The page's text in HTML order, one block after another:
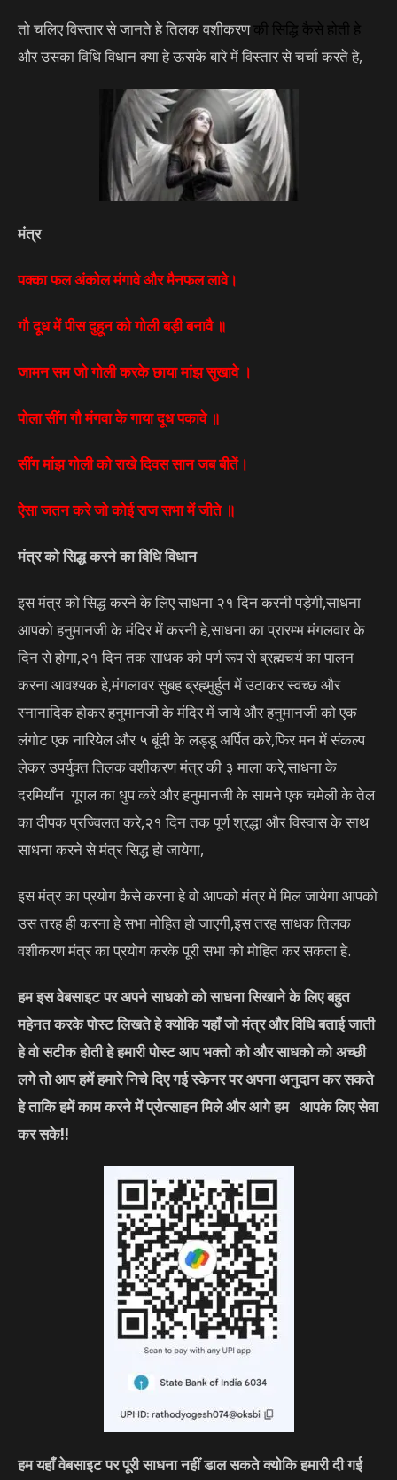
तो चलिए विस्तार से जानते हे तिलक वशीकरणकी सिद्धि कैसे होती हे
और उसका विधि विधान क्या हे ऊसके बारे में विस्तार से चर्चा करते हे,
मंत्र
पक्का फल अंकोल मंगावे और मैनफल लावे।
गौ दूध में पीस दुहून को गोली बड़ी बनावै ॥
जामन सम जो गोली करके छाया मांझ सुखावे ।
पोला सींग गौ मंगवा के गाया दूध पकावे ॥
सींग मांझ गोली को राखे दिवस सान जब बीतें।
ऐसा जतन करे जो कोई राज सभा में जीते ॥
मंत्र को सिद्ध करने का विधि विधान
इस मंत्र को सिद्ध करने के लिए साधना २१ दिन करनी पड़ेगी,साधना
आपको हनुमानजी के मंदिर में करनी हे,साधना का प्रारम्भ मंगलवार के
दिन से होगा,२१ दिन तक साधक को पर्ण रूप से ब्रह्मचर्य का पालन
करना आवश्यक हे,मंगलावर सुबह ब्रह्म्मुर्हुत में उठाकर स्वच्छ और
स्नानादिक होकर हनुमानजी के मंदिर में जाये और हनुमानजी को एक
लंगोट एक नारियेल और ५ बूंदी के लड्डू अर्पित करे,फिर मन में संकल्प
लेकर उपर्युक्त तिलक वशीकरण मंत्र की ३ माला करे,साधना के
दरमियाँन गूगल का धुप करे और हनुमानजी के सामने एक चमेली के तेल
का दीपक प्रज्विलत करे,२१ दिन तक पूर्ण श्रद्धा और विस्वास के साथ
साधना करने से मंत्र सिद्ध हो जायेगा,
इस मंत्र का प्रयोग कैसे करना हे वो आपको मंत्र में मिल जायेगा आपको
उस तरह ही करना हे सभा मोहित हो जाएगी,इस तरह साधक तिलक
वशीकरण मंत्र का प्रयोग करके पूरी सभा को मोहित कर सकता हे.
हम इस वेबसाइट पर अपने साधको को साधना सिखाने के लिए बहुत
महेनत करके पोस्ट लिखते हे क्योकि यहाँ जो मंत्र और विधि बताई जाती
हे वो सटीक होती हे हमारी पोस्ट आप भक्तो को और साधको को अच्छी
लगे तो आप हमें हमारे निचे दिए गई स्केनर पर अपना अनुदान कर सकते
हे ताकि हमें काम करने में प्रोत्साहन मिले और आगे हम आपके लिए सेवा
कर सके!!
हम यहाँ वेबसाइट पर पूरी साधना नहीं डाल सकते क्योकि हमारी दी गई